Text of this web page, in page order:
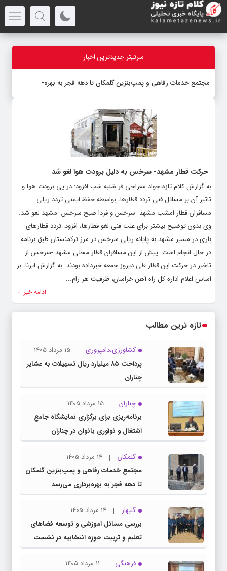
سرتیتر جدیدترین اخبار
مجتمع خدمات رفاهی و پمپ‌بنزین گلمکان تا دهه فجر به بهره‌بردار
حرکت قطار مشهد- سرخس به دلیل برودت هوا لغو شد
به گزارش کلام تازه،جواد معراجی فر شنبه شب افزود: در پی برودت هوا و
تاثیر آن بر مسائل فنی تردد قطارها، بواسطه حفظ ایمنی تردد ریلی
مسافران قطار امشب مشهد- سرخس و فردا صبح سرخس -مشهد لغو شد.
وی بدون توضیح بیشتر برای علت فنی لغو قطارها، افزود: تردد قطارهای
باری در مسیر مشهد به پایانه ریلی سرخس در مرز ترکمنستان طبق برنامه
در حال انجام است. پیش از این مسافران قطار محلی مشهد -سرخس از
تاخیر در حرکت این قطار طی دیروز جمعه خبرداده بودند. به گزارش ایرنا، بر
اساس اعلام اداره کل راه آهن خراسان، ظرفیت هر رام...
ادامه خبر
تازه ترین مطالب
کشاورزی،دامپروری
15 مرداد 1405
پرداخت ۸۵ میلیارد ریال تسهیلات به عشایر
چناران
چناران
15 مرداد 1405
برنامه‌ریزی برای برگزاری نمایشگاه جامع
اشتغال و نوآوری بانوان در چناران
گلمکان
14 مرداد 1405
مجتمع خدمات رفاهی و پمپ‌بنزین گلمکان
تا دهه فجر به بهره‌برداری می‌رسد
گلبهار
14 مرداد 1405
بررسی مسائل آموزشی و توسعه فضاهای
تعلیم و تربیت حوزه انتخابیه در نشست
مشترک عضو کمیسیون آموزش مجلس با
مدیرکل آموزش و پرورش خراسان رضوی
فرهنگی
11 مرداد 1405